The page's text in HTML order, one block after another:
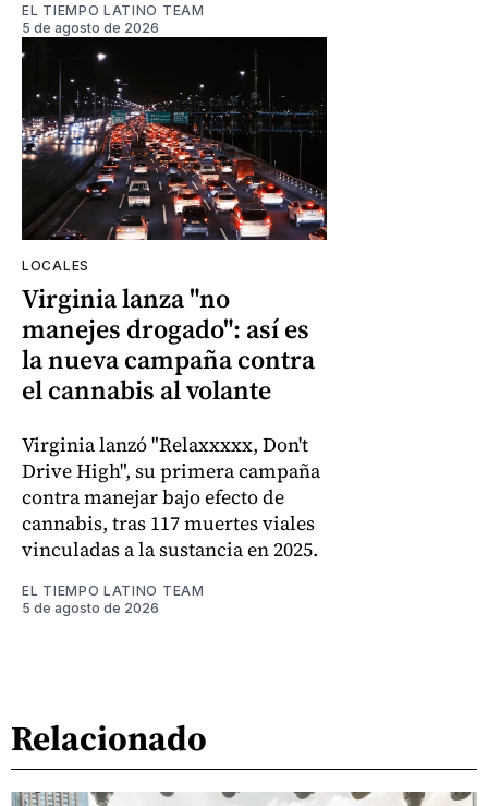
EL TIEMPO LATINO TEAM
5 de agosto de 2026
LOCALES
Virginia lanza "no
manejes drogado": así es
la nueva campaña contra
el cannabis al volante
Virginia lanzó "Relaxxxxx, Don't
Drive High", su primera campaña
contra manejar bajo efecto de
cannabis, tras 117 muertes viales
vinculadas a la sustancia en 2025.
EL TIEMPO LATINO TEAM
5 de agosto de 2026
Relacionado